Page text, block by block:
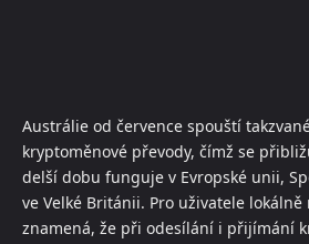
Austrálie od července spouští
kryptoměnové převody, čímž se
delší dobu funguje v Evropské unii,
ve Velké Británii. Pro uživatele
znamená, že při odesílání i přijímání